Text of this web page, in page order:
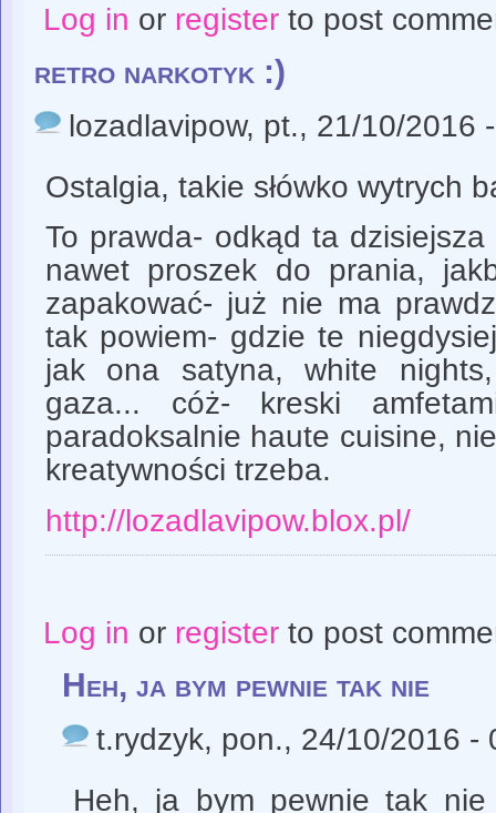
Log in or registerto post
retro narkotyk :)
lozadlavipow, pt., 21/10/2016
Ostalgia, takie słówko wytrych
To prawda- odkąd ta dzisiejsza
nawet proszek do prania,
zapakować- już nie ma
tak powiem- gdzie te
jak ona satyna, white
gaza... cóż- kreski
paradoksalnie haute cuisine,
kreatywności trzeba.
http://lozadlavipow.blox.pl/
Log in or registerto post
Heh, ja bym pewnie tak nie
t.rydzyk, pon., 24/10/2016 -
Heh, ja bym pewnie tak nie